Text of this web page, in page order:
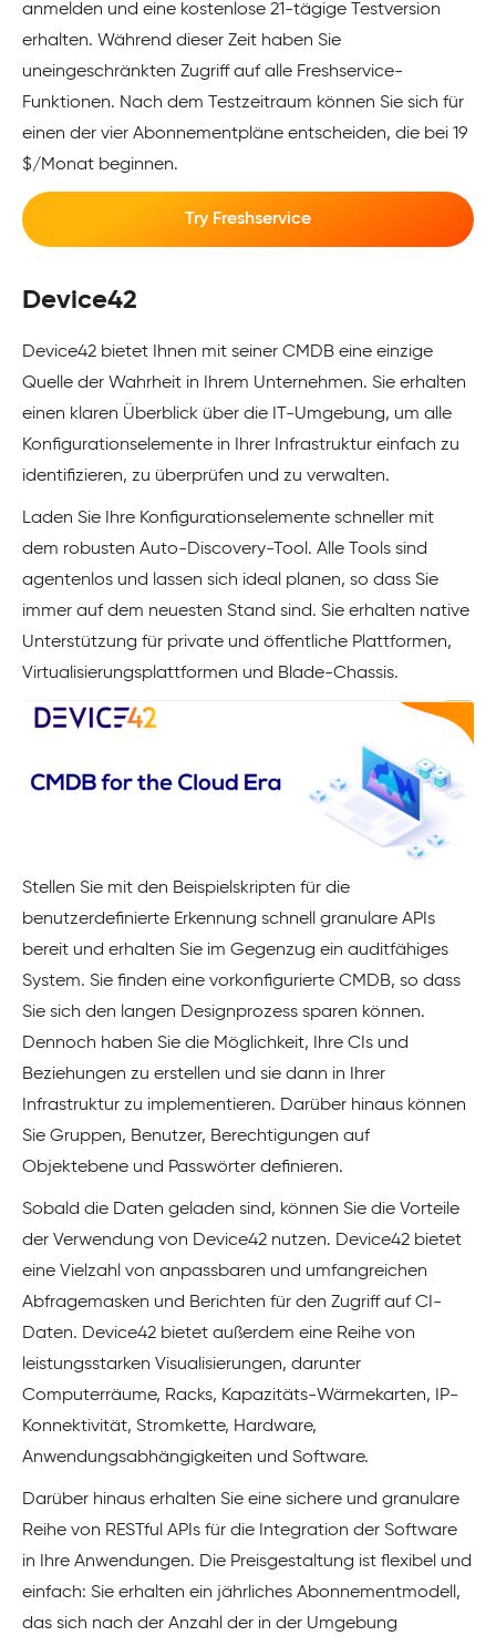
anmelden und eine kostenlose 21-tägige Testversion
erhalten. Während dieser Zeit haben Sie
uneingeschränkten Zugriff auf alle Freshservice-
Funktionen. Nach dem Testzeitraum können Sie sich für
einen der vier Abonnementpläne entscheiden, die bei 19
$/Monat beginnen.
Try Freshservice
Device42
Device42 bietet Ihnen mit seiner CMDB eine einzige
Quelle der Wahrheit in Ihrem Unternehmen. Sie erhalten
einen klaren Überblick über die IT-Umgebung, um alle
Konfigurationselemente in Ihrer Infrastruktur einfach zu
identifizieren, zu überprüfen und zu verwalten.
Laden Sie Ihre Konfigurationselemente schneller mit
dem robusten Auto-Discovery-Tool. Alle Tools sind
agentenlos und lassen sich ideal planen, so dass Sie
immer auf dem neuesten Stand sind. Sie erhalten native
Unterstützung für private und öffentliche Plattformen,
Virtualisierungsplattformen und Blade-Chassis.
Stellen Sie mit den Beispielskripten für die
benutzerdefinierte Erkennung schnell granulare APIs
bereit und erhalten Sie im Gegenzug ein auditfähiges
System. Sie finden eine vorkonfigurierte CMDB, so dass
Sie sich den langen Designprozess sparen können.
Dennoch haben Sie die Möglichkeit, Ihre CIs und
Beziehungen zu erstellen und sie dann in Ihrer
Infrastruktur zu implementieren. Darüber hinaus können
Sie Gruppen, Benutzer, Berechtigungen auf
Objektebene und Passwörter definieren.
Sobald die Daten geladen sind, können Sie die Vorteile
der Verwendung von Device42 nutzen. Device42 bietet
eine Vielzahl von anpassbaren und umfangreichen
Abfragemasken und Berichten für den Zugriff auf CI-
Daten. Device42 bietet außerdem eine Reihe von
leistungsstarken Visualisierungen, darunter
Computerräume, Racks, Kapazitäts-Wärmekarten, IP-
Konnektivität, Stromkette, Hardware,
Anwendungsabhängigkeiten und Software.
Darüber hinaus erhalten Sie eine sichere und granulare
Reihe von RESTful APIs für die Integration der Software
in Ihre Anwendungen. Die Preisgestaltung ist flexibel und
einfach: Sie erhalten ein jährliches Abonnementmodell,
das sich nach der Anzahl der in der Umgebung